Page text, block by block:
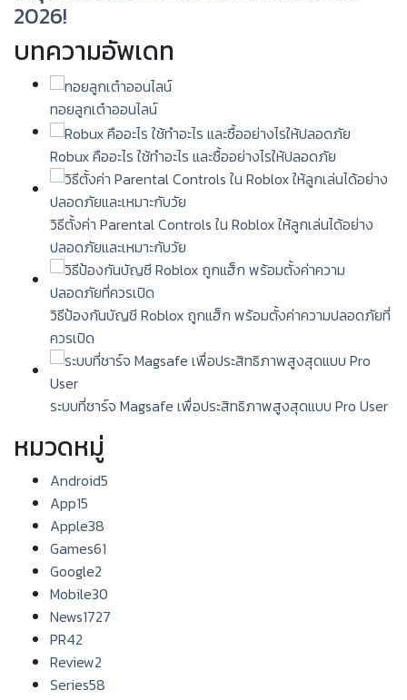
2026!
บทความอัพเดท
ทอยลูกเต๋าออนไลน์
Robux คืออะไร ใช้ทำอะไร และซื้ออย่างไรให้ปลอดภัย
วิธีตั้งค่า Parental Controls ใน Roblox ให้ลูกเล่นได้อย่าง
ปลอดภัยและเหมาะกับวัย
วิธีป้องกันบัญชี Roblox ถูกแฮ็ก พร้อมตั้งค่าความปลอดภัยที่
ควรเปิด
ระบบที่ชาร์จ Magsafe เพื่อประสิทธิภาพสูงสุดแบบ Pro User
หมวดหมู่
Android5
App15
Apple38
Games61
Google2
Mobile30
News1727
PR42
Review2
Series58